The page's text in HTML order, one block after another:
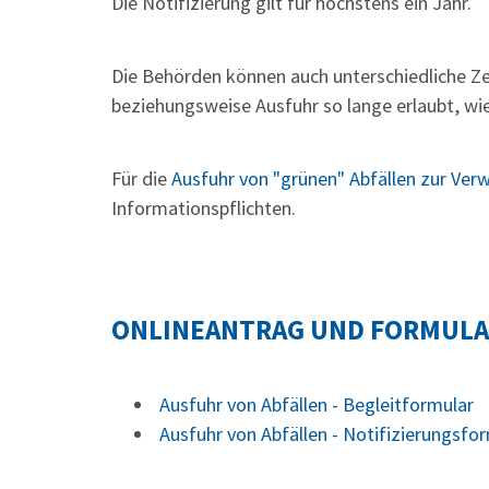
Die Behörden können auch unterschiedliche
beziehungsweise Ausfuhr so lange erlaubt,
Für dieAusfuhr von "grünen" Abfällen zur
Informationspflichten.
ONLINEANTRAG UND
Ausfuhr von Abfällen - Begleitformular
Ausfuhr von Abfällen -